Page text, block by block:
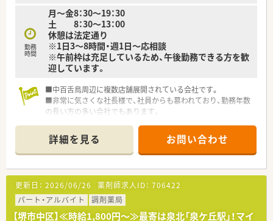
勤務
時間
月～金8：30～19：30
土 8：30～13：00
休憩は法定通り
※1日3～8時間・週1日～応相談
※午前枠は充足しているため、午後勤務できる方を歓
迎しています。
■中百舌鳥周辺に複数店舗展開されている会社です。
■非常に気さくな社長様で、社員からも慕われており、勤務年数
の長い方の多い会社でもあります。
相談ください。
詳細を見る お問い合わせ
更新日： 2026/06/26 薬剤師求人ID： 706422
パート・アルバイト
調剤薬局
【堺市中区】≪時給1,800円～≫最寄は泉北「泉ケ丘駅」！マイ